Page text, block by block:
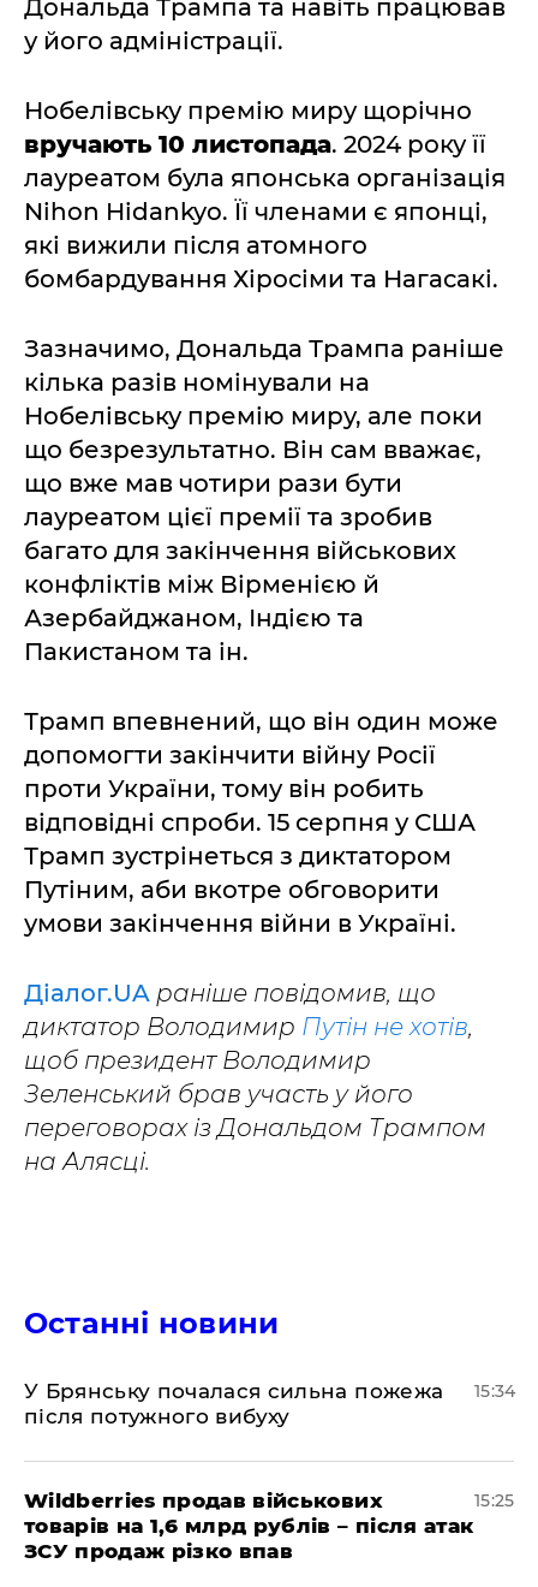
Дональда Трампа та навіть працював
у його адміністрації.
Нобелівську премію миру щорічно
вручають 10 листопада. 2024 року її
лауреатом була японська організація
Nihon Hidankyo. Її членами є японці,
які вижили після атомного
бомбардування Хіросіми та Нагасакі.
Зазначимо, Дональда Трампа раніше
кілька разів номінували на
Нобелівську премію миру, але поки
що безрезультатно. Він сам вважає,
що вже мав чотири рази бути
лауреатом цієї премії та зробив
багато для закінчення військових
конфліктів між Вірменією й
Азербайджаном, Індією та
Пакистаном та ін.
Трамп впевнений, що він один може
допомогти закінчити війну Росії
проти України, тому він робить
відповідні спроби. 15 серпня у США
Трамп зустрінеться з диктатором
Путіним, аби вкотре обговорити
умови закінчення війни в Україні.
Діалог.UA раніше повідомив, що
диктатор Володимир Путін не хотів,
щоб президент Володимир
Зеленський брав участь у його
переговорах із Дональдом Трампом
на Алясці.
Останні новини
У Брянську почалася сильна пожежа
після потужного вибуху
15:34
Wildberries продав військових
товарів на 1,6 млрд рублів – після атак
ЗСУ продаж різко впав
15:25